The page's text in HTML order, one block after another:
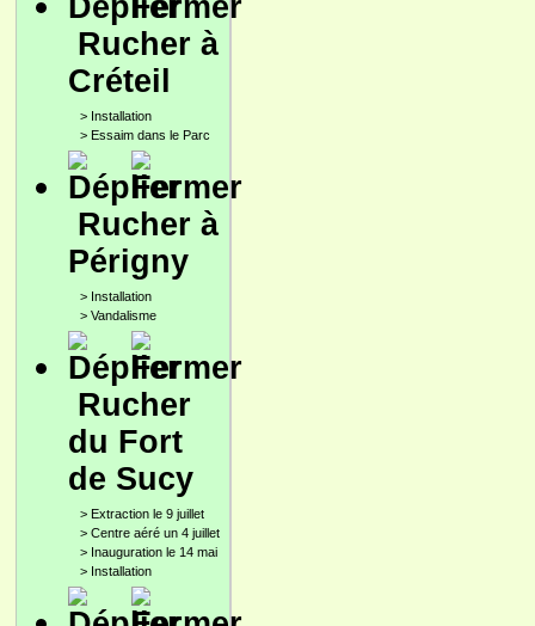
Rucher à
Créteil
> Installation
> Essaim dans le Parc
Rucher à
Périgny
> Installation
> Vandalisme
Rucher
du Fort
de Sucy
> Extraction le 9 juillet
> Centre aéré un 4 juillet
> Inauguration le 14 mai
> Installation